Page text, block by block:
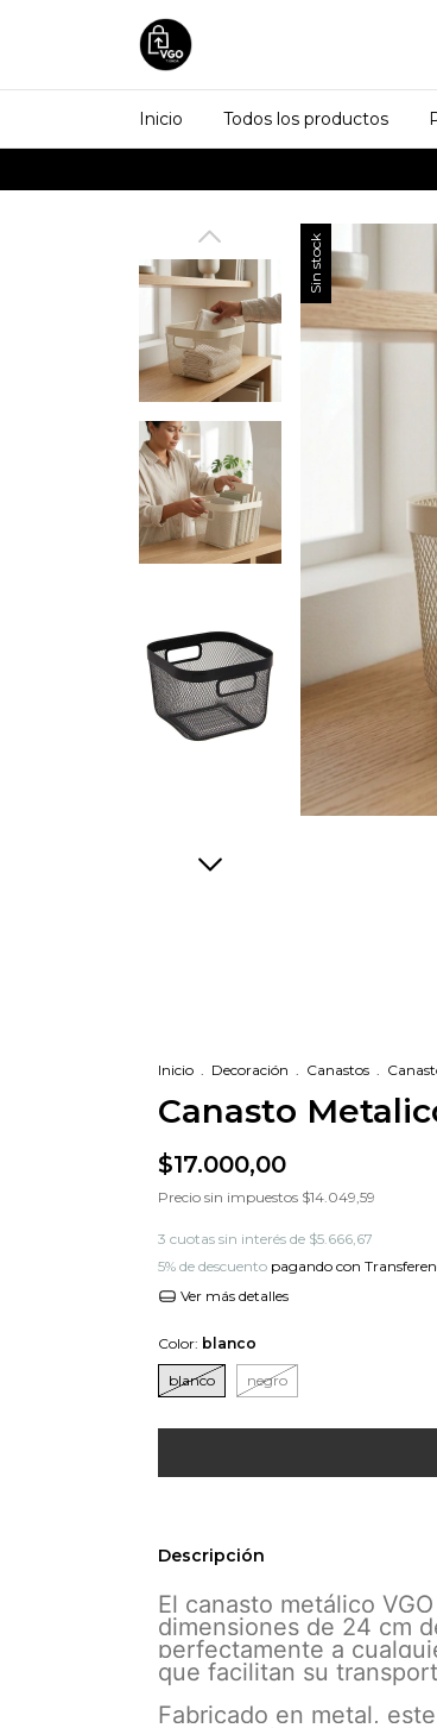
Inicio Todos los productos
Sin stock
Inicio . Decoración . Canastos .
Canasto
$17.000,00
Precio sin impuestos $14.049,59
3 cuotas sin interés de $5.666,67
5% de descuento pagando con
Ver más detalles
Color: blanco
blanco negro
Descripción
El canasto metálico
dimensiones de 24 cm
perfectamente a
que facilitan su
Fabricado en metal,